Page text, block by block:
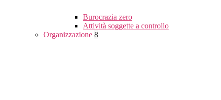
Burocrazia zero
Attività soggette a controllo
Organizzazione 8